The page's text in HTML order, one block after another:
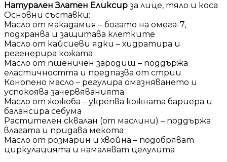
Натурален Златен Еликсир за лице, тяло и коса
Основни съставки:
Масло от макадамия – богато на омега-7,
подхранва и защитава клетките
Масло от кайсиеви ядки – хидратира и
регенерира кожата
Масло от пшеничен зародиш – поддържа
еластичността и предпазва от стрии
Конопено масло – регулира омазняването и
успокоява зачервяванията
Масло от жожоба – укрепва кожната бариера и
балансира себума
Растителен сквалан (от маслини) – поддържа
влагата и придава мекота
Масло от розмарин и хвойна – подобряват
циркулацията и намаляват целулита